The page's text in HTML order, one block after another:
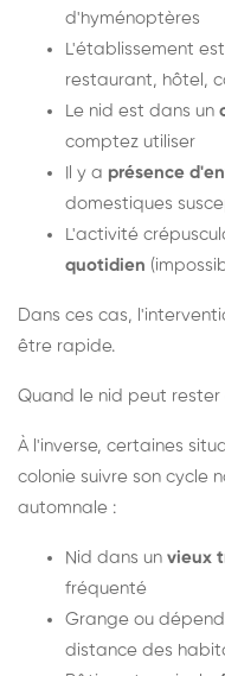
d'hyménoptères
L'établissement est
restaurant, hôtel,
Le nid est dans un
comptez utiliser
Il y a présence
domestiques
L'activité
quotidien
Dans ces cas,
être rapide.
Quand le nid peut rester
À l'inverse, certaines
colonie suivre son cycle
automnale :
Nid dans un vieux
fréquenté
Grange ou
distance des